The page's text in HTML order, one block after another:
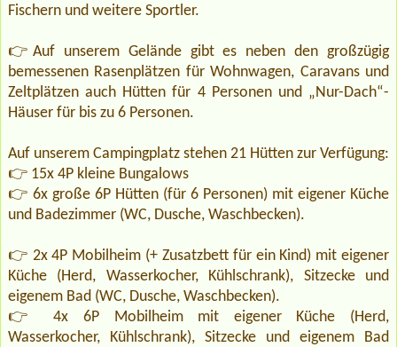
Fischern und weitere Sportler.
👉Auf unserem Gelände gibt es neben den großzügig
bemessenen Rasenplätzen für Wohnwagen, Caravans und
Zeltplätzen auch Hütten für 4 Personen und „Nur-Dach“-
Häuser für bis zu 6 Personen.
Auf unserem Campingplatz stehen 21 Hütten zur Verfügung:
👉 15x 4P kleine Bungalows
👉 6x große 6P Hütten (für 6 Personen) mit eigener Küche
und Badezimmer (WC, Dusche, Waschbecken).
👉 2x 4P Mobilheim (+ Zusatzbett für ein Kind) mit eigener
Küche (Herd, Wasserkocher, Kühlschrank), Sitzecke und
eigenem Bad (WC, Dusche, Waschbecken).
👉 4x 6P Mobilheim mit eigener Küche (Herd,
Wasserkocher, Kühlschrank), Sitzecke und eigenem Bad